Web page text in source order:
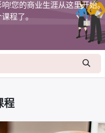
!您的商业生涯从这里开始。
程了。
程